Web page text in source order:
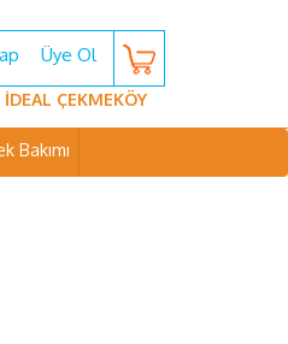
Üye Ol
İDEAL ÇEKMEKÖY
Bakımı